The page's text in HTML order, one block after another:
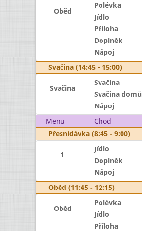
Oběd
Polévka
Jídlo
Příloha
Doplněk
Nápoj
Svačina (14:45 - 15:00)
Svačina
Svačina
Svačina domů
Nápoj
Menu
Chod
Přesnídávka (8:45 - 9:00)
1
Jídlo
Doplněk
Nápoj
Oběd (11:45 - 12:15)
Oběd
Polévka
Jídlo
Příloha